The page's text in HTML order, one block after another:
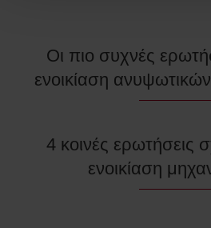
Οι πιο συχνές
ενοικίαση
4 κοινές ερωτήσεις
ενοικίαση